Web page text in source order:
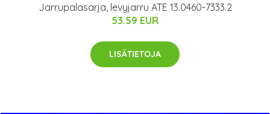
Jarrupalasarja, levyjarru ATE 13.0460-7333.2
53.59 EUR
LISÄTIETOJA